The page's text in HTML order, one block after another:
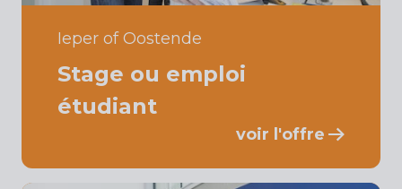
Ieper of Oostende
Stage ou emploi
étudiant
voir l'offre